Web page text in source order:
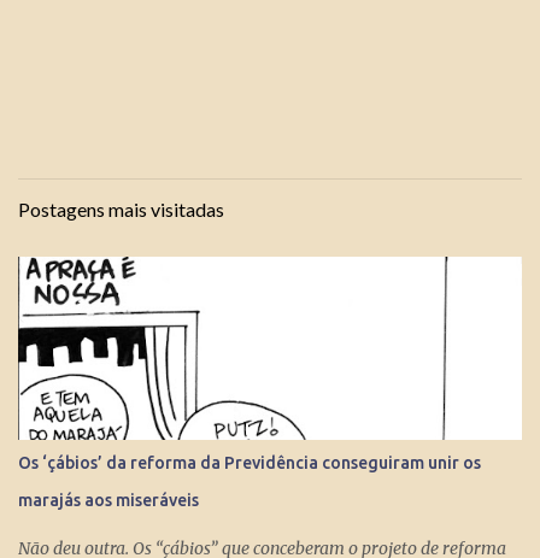
Postagens mais visitadas
Os ‘çábios’ da reforma da Previdência conseguiram unir os
marajás aos miseráveis
Não deu outra. Os “çábios” que conceberam o projeto de reforma